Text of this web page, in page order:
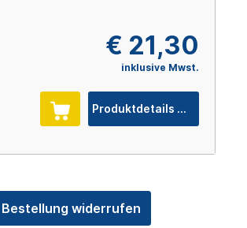
€ 21,30
inklusive Mwst.
Produktdetails
Bestellung widerrufen